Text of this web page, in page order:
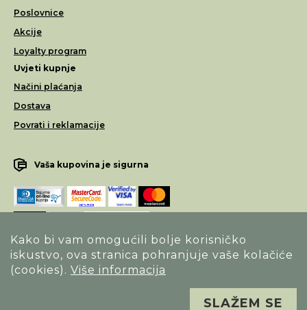
Kako bi vam omogućili bolje korisničko
iskustvo, ova stranica pohranjuje vaše kolačiće
(cookies). Više informacija
SLAŽEM SE
Poslovnice
Akcije
Loyalty program
Uvjeti kupnje
Načini plaćanja
Dostava
Povrati i reklamacije
Vaša kupovina je sigurna
Opći uvjeti poslovanja
Sva prava pridržana. Alfa Vision optika ©